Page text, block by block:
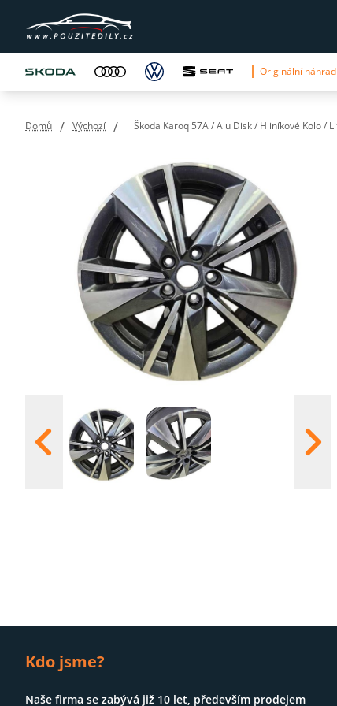
Originální
Domů / Výchozí / Škoda Karoq 57A / Alu Disk / Hliníkové Kolo /
Kdo jsme?
Naše firma se zabývá již 10 let, především prodejem